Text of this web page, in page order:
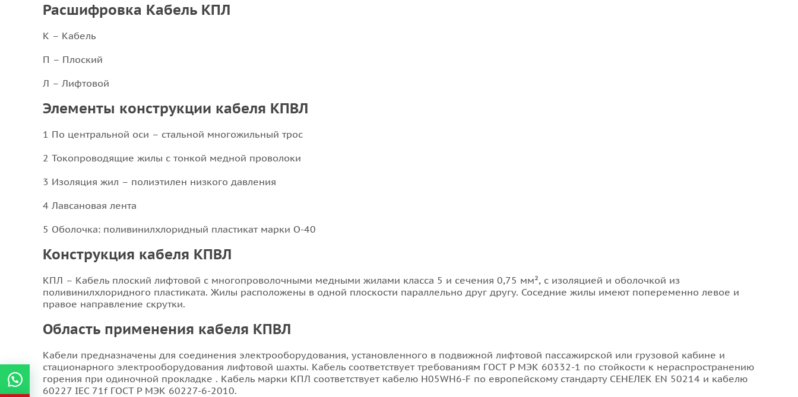
Расшифровка Кабель КПЛ
К – Кабель
П – Плоский
Л – Лифтовой
Элементы конструкции кабеля КПВЛ
1 По центральной оси – стальной многожильный трос
2 Токопроводящие жилы с тонкой медной проволоки
3 Изоляция жил – полиэтилен низкого давления
4 Лавсановая лента
5 Оболочка: поливинилхлоридный пластикат марки О-40
Конструкция кабеля КПВЛ
КПЛ – Кабель плоский лифтовой с многопроволочными медными жилами класса 5 и сечения 0,75 мм², с изоляцией и оболочкой из
поливинилхлоридного пластиката. Жилы расположены в одной плоскости параллельно друг другу. Соседние жилы имеют попеременно левое и
правое направление скрутки.
Область применения кабеля КПВЛ
Кабели предназначены для соединения электрооборудования, установленного в подвижной лифтовой пассажирской или грузовой кабине и
стационарного электрооборудования лифтовой шахты. Кабель соответствует требованиям ГОСТ Р МЭК 60332-1 по стойкости к нераспространению
горения при одиночной прокладке . Кабель марки КПЛ соответствует кабелю H05WH6-F по европейскому стандарту СЕНЕЛЕК EN 50214 и кабелю
60227 IEC 71f ГОСТ Р МЭК 60227-6-2010.